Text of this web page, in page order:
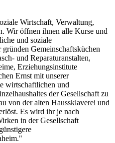
Wirtschaft, Verwaltung,
Wir öffnen ihnen alle Kurse und
und soziale
Gemeinschaftsküchen
und Reparaturanstalten,
Erziehungsinstitute
Ernst mit unserer
wirtschaftlichen und
der Gesellschaft zu
von der alten Haussklaverei und
Es wird ihr je nach
in der Gesellschaft